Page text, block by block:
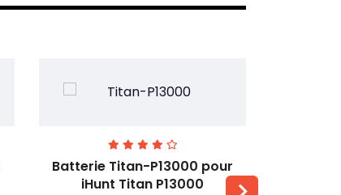
Batterie Titan-P13000 pour
iHunt Titan P13000